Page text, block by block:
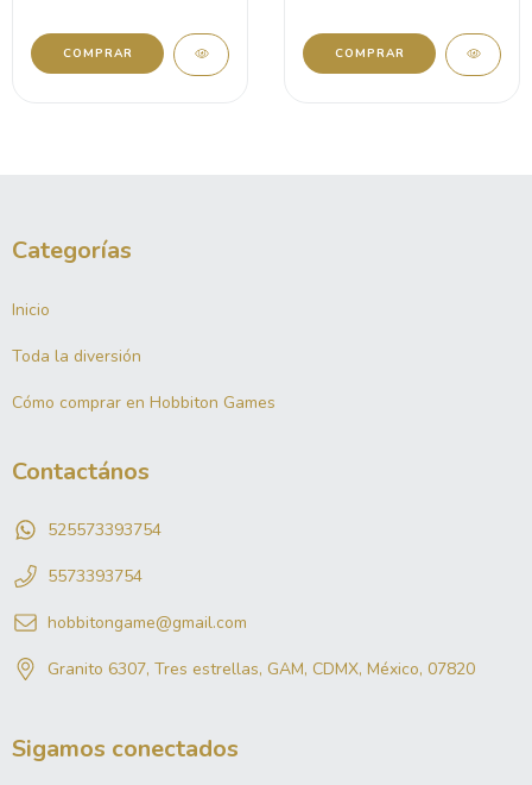
Categorías
Inicio
Toda la diversión
Cómo comprar en Hobbiton Games
Contactános
525573393754
5573393754
hobbitongame@gmail.com
Granito 6307, Tres estrellas, GAM, CDMX, México, 07820
Sigamos conectados